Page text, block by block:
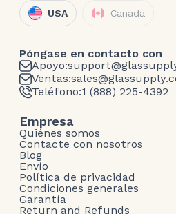
USA Canada
Póngase en contacto con
Apoyo:
Ventas:
Teléfono:1 (888) 225-4392
Empresa
Quiénes somos
Contacte con nosotros
Blog
Envío
Política de privacidad
Condiciones generales
Garantía
Return and Refunds